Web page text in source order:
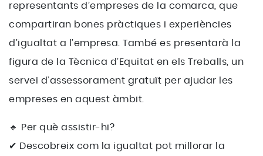
representants d’empreses de la comarca, que
compartiran bones pràctiques i experiències
d’igualtat a l’empresa. També es presentarà la
figura de la Tècnica d’Equitat en els Treballs, un
servei d’assessorament gratuït per ajudar les
empreses en aquest àmbit.
🔹 Per què assistir-hi?
✔ Descobreix com la igualtat pot millorar la